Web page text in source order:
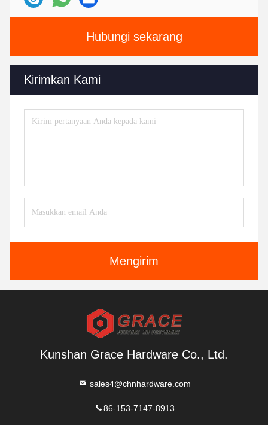
Hubungi sekarang
Kirimkan Kami
Mengirim
Kunshan Grace Hardware Co., Ltd.
sales4@chnhardware.com
86-153-7147-8913